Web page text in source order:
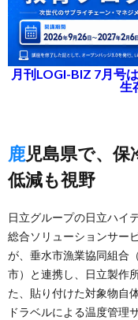
月刊LOGI-BIZ 7月号
生
鹿児島県で、保冷剤の最適化などでコスト
低減も視野
日立グループの日立ハイ
総合ソリューションサー
が、垂水市漁業協同組合
市）と連携し、日立製作
た、貼り付けた対象物自
ドラベルによる温度管理